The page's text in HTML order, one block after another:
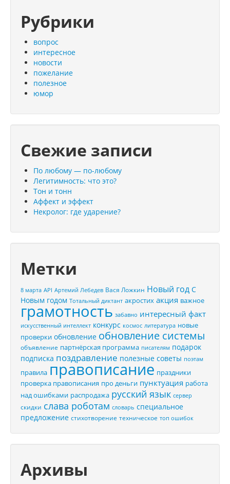
Рубрики
вопрос
интересное
новости
пожелание
полезное
юмор
Свежие записи
По любому — по-любому
Легитимность: что это?
Тон и тонн
Аффект и эффект
Некролог: где ударение?
Метки
8 марта API Артемий Лебедев Вася Ложкин Новый год С
Новым годом Тотальный диктант акростих акция важное
грамотность забавно интересный факт
искусственный интеллект конкурс космос литература новые
проверки обновление обновление системы
объявление партнёрская программа писателям подарок
подписка поздравление полезные советы поэтам
правила правописание праздники
проверка правописания про деньги пунктуация работа
над ошибками распродажа русский язык сервер
скидки слава роботам словарь специальное
предложение стихотворение техническое топ ошибок
Архивы